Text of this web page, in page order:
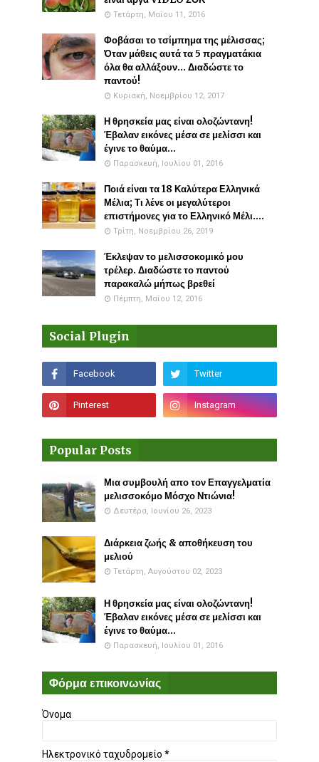
Τετάρτη, Μαΐου 11, 2016
Φοβάσαι το τσίμπημα της μέλισσας;
Όταν μάθεις αυτά τα 5 πραγματάκια
όλα θα αλλάξουν... Διαδώστε το
παντού!
Κυριακή, Νοεμβρίου 12, 2017
Η θρησκεία μας είναι ολοζώντανη!
Έβαλαν εικόνες μέσα σε μελίσσι και
έγινε το θαύμα...
Παρασκευή, Ιουλίου 01, 2016
Ποιά είναι τα 18 Καλύτερα Ελληνικά
Μέλια; Τι λένε οι μεγαλύτεροι
επιστήμονες για το Ελληνικό Μέλι....
Τρίτη, Νοεμβρίου 26, 2019
Έκλεψαν το μελισσοκομικό μου
τρέλερ. Διαδώστε το παντού
παρακαλώ μήπως βρεθεί
Πέμπτη, Μαΐου 12, 2016
Social Plugin
Popular Posts
Μια συμβουλή απο τον Επαγγελματία
μελισσοκόμο Μόσχο Ντιώνια!
Δευτέρα, Ιουνίου 26, 2023
Διάρκεια ζωής & αποθήκευση του
μελιού
Τετάρτη, Αυγούστου 02, 2023
Η θρησκεία μας είναι ολοζώντανη!
Έβαλαν εικόνες μέσα σε μελίσσι και
έγινε το θαύμα...
Παρασκευή, Ιουλίου 01, 2016
Φόρμα επικοινωνίας
Όνομα
Ηλεκτρονικό ταχυδρομείο *